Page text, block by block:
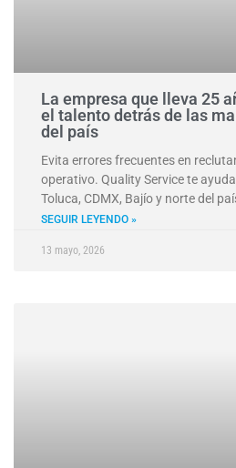
La empresa que lleva 25
el talento detrás de las
del país
Evita errores frecuentes en
operativo. Quality Service te
Toluca, CDMX, Bajío y norte del
SEGUIR LEYENDO »
13 mayo, 2026